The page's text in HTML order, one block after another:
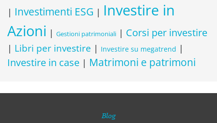
| Investimenti ESG | Investire in
Azioni | Gestioni patrimoniali | Corsi per investire
| Libri per investire | Investire su megatrend |
Investire in case | Matrimoni e patrimoni
Blog